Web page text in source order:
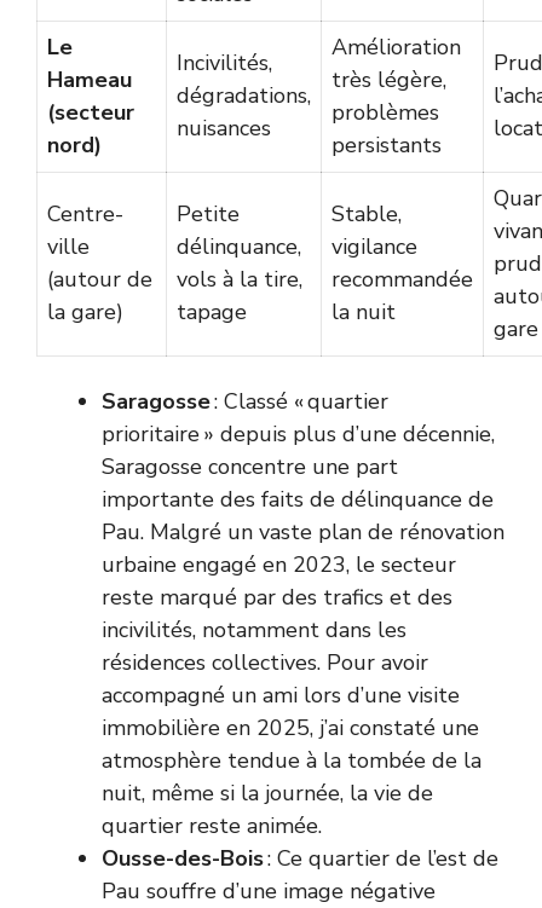
Le
Hameau
(secteur
nord)
Incivilités,
dégradations,
nuisances
Amélioration
très légère,
problèmes
persistants
Centre-
ville
(autour de
la gare)
Petite
délinquance,
vols à la tire,
tapage
Stable,
vigilance
recommandée
la nuit
gare
Saragosse: Classé « quartier
prioritaire » depuis plus d’une décennie,
Saragosse concentre une part
importante des faits de délinquance de
Pau. Malgré un vaste plan de rénovation
urbaine engagé en 2023, le secteur
reste marqué par des trafics et des
incivilités, notamment dans les
résidences collectives. Pour avoir
accompagné un ami lors d’une visite
immobilière en 2025, j’ai constaté une
atmosphère tendue à la tombée de la
nuit, même si la journée, la vie de
quartier reste animée.
Ousse-des-Bois: Ce quartier de l’est de
Pau souffre d’une image négative